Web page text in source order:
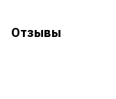
Отзывы